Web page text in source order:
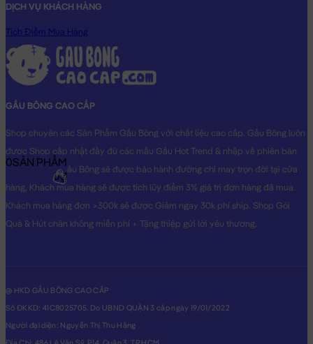
DỊCH VỤ KHÁCH HÀNG
Tích Điểm Mua Hàng
GẤU BÔNG CAO CẤP
Shop chuyên các Sản Phẩm Gấu Bông với chất liệu cao cấp. Gấu Bông luôn
được Shop cập nhật đầy đủ các mẫu Gấu Hot Trend & nhập về phiên bản
Original nhất. Gấu Bông sẽ được bảo hành đường chỉ may trọn đời tại cửa
hàng, Khách mua hàng sẽ được tích lũy điểm 3% giá trị đơn hàng đã mua.
Khách mua hàng đơn >300k sẽ được Giảm ngay 30k phí ship. Shop Gói
Quà & Hút chân không miễn phí + Tặng thiệp gửi lời yêu thương.
@ HKD GẤU BÔNG CAO CẤP
Số ĐKKD: 41C8025705. Do UBND QUẬN 3 cấp ngày 19/01/2022
Người đại diện: Nguyễn Thị Thu Hằng
0SẢN PHẨM
0₫